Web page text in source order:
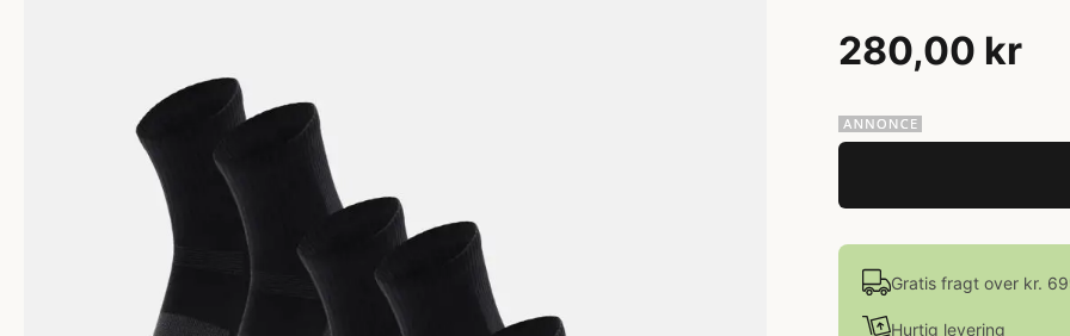
280,00 kr
Gratis fragt over kr.
Hurtig levering